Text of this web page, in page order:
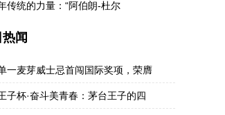
传统的力量：“阿伯朗-杜尔
闻
一麦芽威士忌首闯国际奖项，荣膺
子杯·奋斗美青春：茅台王子的四